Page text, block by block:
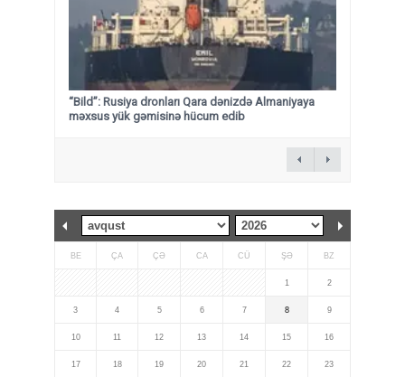
“Bild”: Rusiya dronları Qara dənizdə Almaniyaya
məxsus yük gəmisinə hücum edib
BE ÇA ÇƏ CA CÜ ŞƏ BZ
1 2
3 4 5 6 7 8 9
10 11 12 13 14 15 16
17 18 19 20 21 22 23